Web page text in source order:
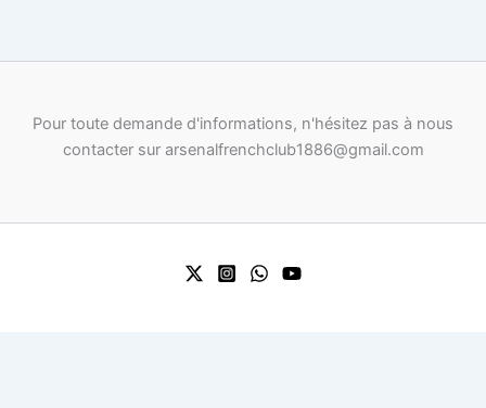
Pour toute demande d'informations, n'hésitez pas à nous
contacter sur arsenalfrenchclub1886@gmail.com